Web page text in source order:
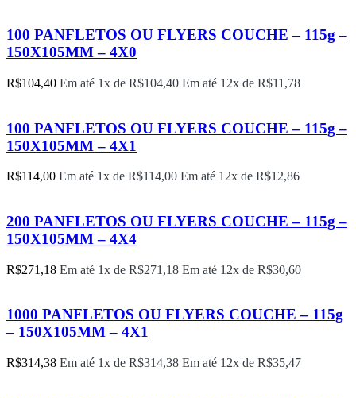
100 PANFLETOS OU FLYERS COUCHE – 115g –
150X105MM – 4X0
R$104,40 Em até 1x de R$104,40 Em até 12x de R$11,78
100 PANFLETOS OU FLYERS COUCHE – 115g –
150X105MM – 4X1
R$114,00 Em até 1x de R$114,00 Em até 12x de R$12,86
200 PANFLETOS OU FLYERS COUCHE – 115g –
150X105MM – 4X4
R$271,18 Em até 1x de R$271,18 Em até 12x de R$30,60
1000 PANFLETOS OU FLYERS COUCHE – 115g
– 150X105MM – 4X1
R$314,38 Em até 1x de R$314,38 Em até 12x de R$35,47